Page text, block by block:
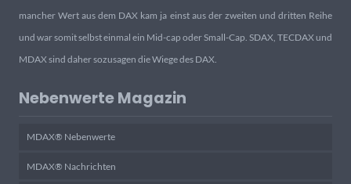
mancher Wert aus dem DAX kam ja einst aus der zweiten und dritten Reihe
und war somit selbst einmal ein Mid-cap oder Small-Cap. SDAX, TECDAX und
MDAX sind daher sozusagen die Wiege des DAX.
Nebenwerte Magazin
MDAX® Nebenwerte
MDAX® Nachrichten